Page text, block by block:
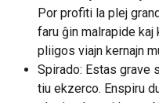
Por profiti la plej
faru ĝin malrapide
pliigos viajn kernajn
Spirado: Estas grave
tiu ekzerco. Enspiru